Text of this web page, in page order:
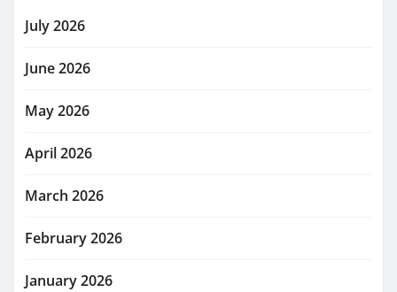
July 2026
June 2026
May 2026
April 2026
March 2026
February 2026
January 2026